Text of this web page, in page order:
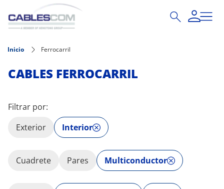
Pasar al contenido principal
Inicio Ferrocarril
CABLES FERROCARRIL
Filtrar por:
Exterior
Interior
Cuadrete Pares Multiconductor